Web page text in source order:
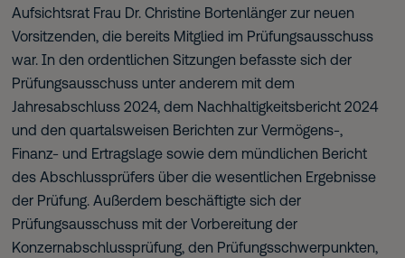
Aufsichtsrat Frau Dr. Christine Bortenlänger zur neuen
Vorsitzenden, die bereits Mitglied im Prüfungsausschuss
war. In den ordentlichen Sitzungen befasste sich der
Prüfungsausschuss unter anderem mit dem
Jahresabschluss 2024, dem Nachhaltigkeitsbericht 2024
und den quartalsweisen Berichten zur Vermögens-,
Finanz- und Ertragslage sowie dem mündlichen Bericht
des Abschlussprüfers über die wesentlichen Ergebnisse
der Prüfung. Außerdem beschäftigte sich der
Prüfungsausschuss mit der Vorbereitung der
Konzernabschlussprüfung, den Prüfungsschwerpunkten,